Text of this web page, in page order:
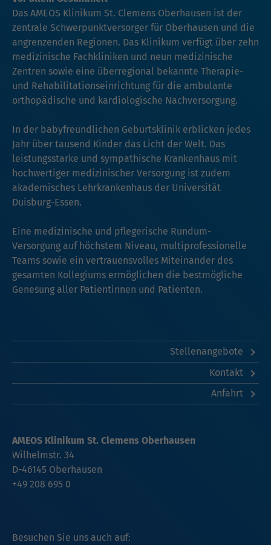
Das AMEOS Klinikum St. Clemens Oberhausen ist der
zentrale Schwerpunktversorger für Oberhausen und die
angrenzenden Regionen. Das Klinikum verfügt über zehn
medizinische Fachkliniken und neun medizinische
Zentren sowie eine überregional bekannte Therapie-
und Rehabilitationseinrichtung für die ambulante
orthopädische und kardiologische Nachversorgung.
In der babyfreundlichen Geburtsklinik erblicken jedes
Jahr über tausend Kinder das Licht der Welt. Das
leistungsstarke und sympathische Krankenhaus mit
hochwertiger medizinischer Versorgung ist zudem
akademisches Lehrkrankenhaus der Universität
Duisburg-Essen.
Eine medizinische und pflegerische Rundum-
Versorgung auf höchstem Niveau, multiprofessionelle
Teams sowie ein vertrauensvolles Miteinander des
gesamten Kollegiums ermöglichen die bestmögliche
Genesung aller Patientinnen und Patienten.
Stellenangebote
Kontakt
Anfahrt
Besuchen Sie uns auch auf:
AMEOS Klinikum St. Clemens Oberhausen
Wilhelmstr. 34
D-46145 Oberhausen
+49 208 695 0